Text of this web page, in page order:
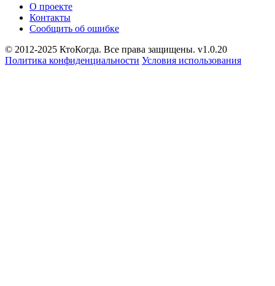
О проекте
Контакты
Сообщить об ошибке
© 2012-2025 КтоКогда. Все права защищены. v1.0.20
Политика конфиденциальности Условия использования